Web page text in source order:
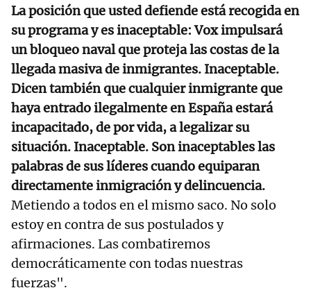
La posición que usted defiende está recogida en
su programa y es inaceptable: Vox impulsará
un bloqueo naval que proteja las costas de la
llegada masiva de inmigrantes. Inaceptable.
Dicen también que cualquier inmigrante que
haya entrado ilegalmente en España estará
incapacitado, de por vida, a legalizar su
situación. Inaceptable. Son inaceptables las
palabras de sus líderes cuando equiparan
directamente inmigración y delincuencia.
Metiendo a todos en el mismo saco. No solo
estoy en contra de sus postulados y
afirmaciones. Las combatiremos
democráticamente con todas nuestras
fuerzas".